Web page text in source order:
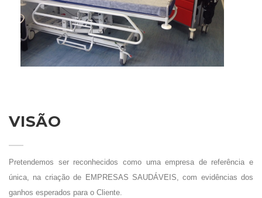
VISÃO
Pretendemos ser reconhecidos como uma empresa de referência e
única, na criação de EMPRESAS SAUDÁVEIS, com evidências dos
ganhos esperados para o Cliente.